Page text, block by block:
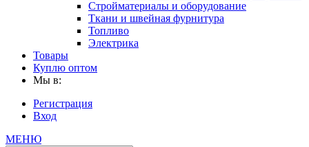
Стройматериалы и оборудование
Ткани и швейная фурнитура
Топливо
Электрика
Товары
Куплю оптом
Мы в:
Регистрация
Вход
МЕНЮ